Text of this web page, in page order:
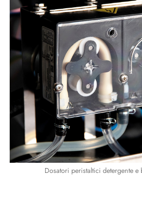
Dosatori peristaltici detergente e